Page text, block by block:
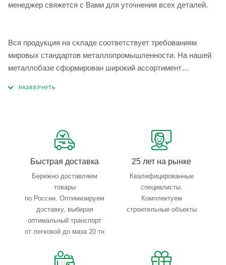
менеджер свяжется с Вами для уточнения всех деталей.
Вся продукция на складе соответствует требованиям
мировых стандартов металлопромышленности. На нашей
металлобазе сформирован широкий ассортимент
Быстрая доставка
Бережно доставляем
товары
по России. Оптимизируем
доставку, выбирая
оптимальный транспорт
от легковой до маза 20 тн
25 лет на рынке
Квалифицированные
специалисты.
Комплектуем
строительные объекты